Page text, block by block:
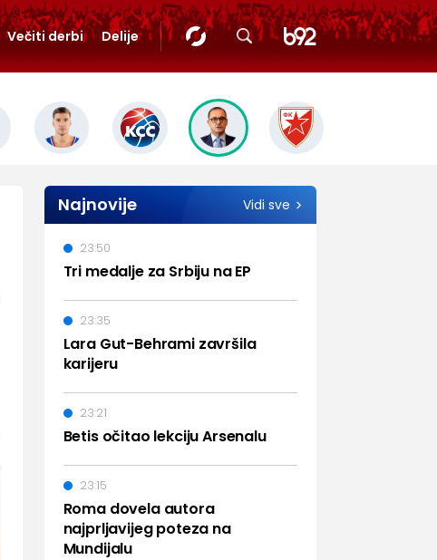
Večiti derbi Delije
Najnovije Vidi sve
Tri medalje za Srbiju na EP
23:50
Lara Gut-Behrami završila
karijeru
23:35
Betis očitao lekciju Arsenalu
23:21
Roma dovela autora
najprljavijeg poteza na
Mundijalu
23:15